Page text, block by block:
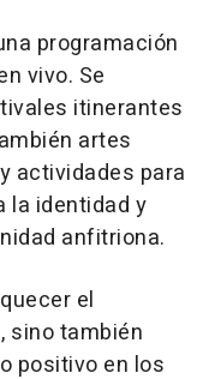
programación
vivo. Se
itinerantes
artes
actividades para
la identidad y
anfitriona.
el
sino también
positivo en los